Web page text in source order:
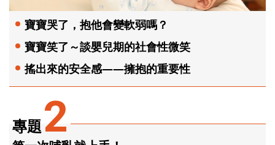
專題2
寶寶哭了，抱他會變軟弱嗎？
寶寶笑了～談嬰兒期的社會性微笑
搖出來的安全感——擁抱的重要性